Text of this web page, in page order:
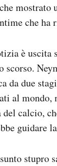
mostrato
che ha
è uscita
scorso.
da due
al mondo,
del calcio,
guidare
stupro